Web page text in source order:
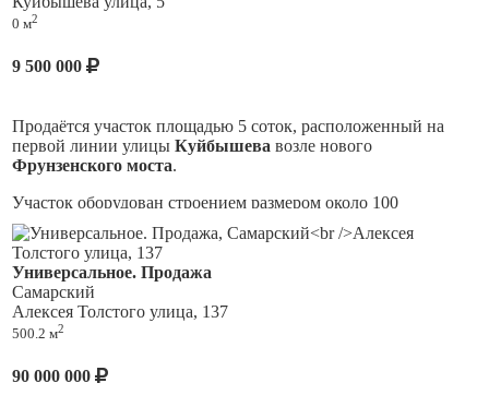
туристического, досугового бизнеса локация
Пишите/звоните, будем рады ответить на все Ваши
вопросы!
барбершоп, банк, образовательный центр, пекарня, ресторан,
сауна и т.д.
центральные. Состояние нормальное. Кровля не течет.
Подходит под офис, апартаменты, мастерскую и прочее.
0 м2
9 500 000
Продаётся участок площадью 5 соток, расположенный на
первой линии улицы Куйбышева возле нового
Фрунзенского моста.
Участок оборудован строением размером около 100
квадратных метров, которое не имеет статуса объекта
культурного наследия. Возможность расширенного
использования территории позволяет реализовать различные
проекты коммерческой направленности.
Удобное расположение обеспечивает хорошую видимость с
дороги, а коммуникации подведены непосредственно к
Универсальное. Продажа
Самарский
Алексея Толстого улица, 137
500.2 м2
90 000 000